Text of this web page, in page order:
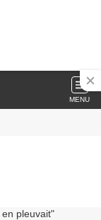
MENU